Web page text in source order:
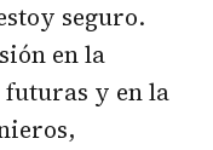
seguro.
en la
y en la